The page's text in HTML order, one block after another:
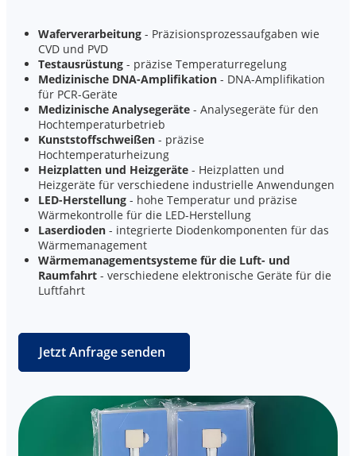
Waferverarbeitung - Präzisionsprozessaufgaben wie
CVD und PVD
Testausrüstung - präzise Temperaturregelung
Medizinische DNA-Amplifikation - DNA-Amplifikation
für PCR-Geräte
Medizinische Analysegeräte - Analysegeräte für den
Hochtemperaturbetrieb
Kunststoffschweißen - präzise
Hochtemperaturheizung
Heizplatten und Heizgeräte - Heizplatten und
Heizgeräte für verschiedene industrielle Anwendungen
LED-Herstellung - hohe Temperatur und präzise
Wärmekontrolle für die LED-Herstellung
Laserdioden - integrierte Diodenkomponenten für das
Wärmemanagement
Wärmemanagementsysteme für die Luft- und
Raumfahrt - verschiedene elektronische Geräte für die
Luftfahrt
Jetzt Anfrage senden